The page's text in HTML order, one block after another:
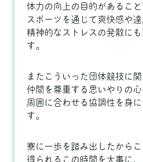
体力の向上の目的があること
スポーツを通じて爽快感や
精神的なストレスの発散に
す。
またこういった団体競技に
仲間を尊重する思いやりの心
周囲に合わせる協調性を身
す。
寮に一歩を踏み出したからこ
得られるこの時間を大事に、